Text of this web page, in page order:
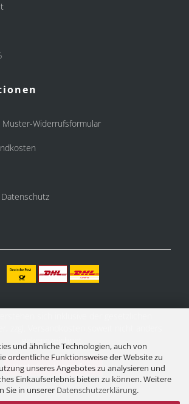
und ähnliche Technologien, auch von
ordentliche Funktionsweise der Website zu
unseres Angebotes zu analysieren und
Einkaufserlebnis bieten zu können. Weitere
Sie in unserer Datenschutzerklärung.
Widerrufsformular
zzgl.
gekennzeichnet.
Vertrag widerrufen